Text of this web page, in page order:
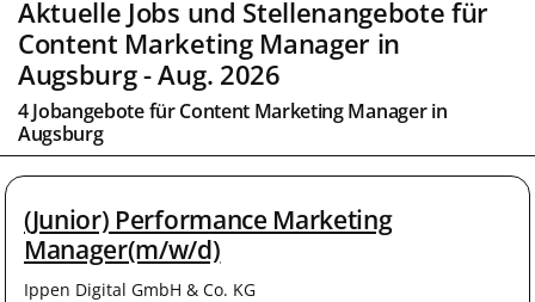
Aktuelle Jobs und Stellenangebote für
Content Marketing Manager in
Augsburg- Aug. 2026
4 Jobangebote fürContent Marketing Managerin
Augsburg
(Junior) Performance Marketing
Manager(m/w/d)
Ippen Digital GmbH & Co. KG